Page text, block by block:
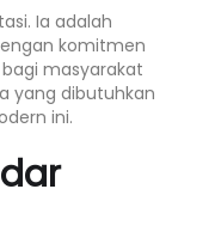
Ia adalah
komitmen
masyarakat
yang dibutuhkan
ini.